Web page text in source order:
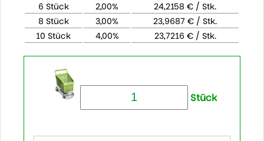
6 Stück
2,00%
24,2158 € / Stk.
8 Stück
3,00%
23,9687 € / Stk.
10 Stück
4,00% 23,7216 € / Stk.
Stück